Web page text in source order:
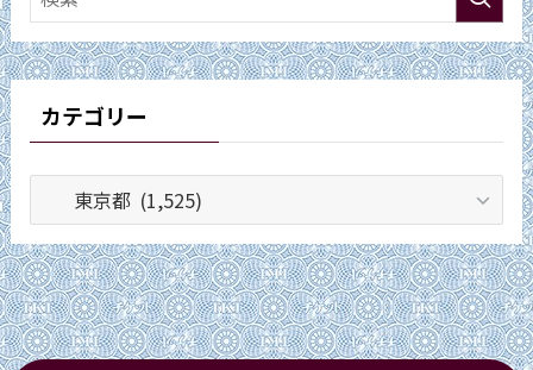
カテゴリー
テ
ゴ
リ
ー